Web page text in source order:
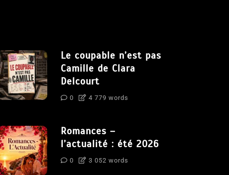
Le coupable n’est pas
Camille de Clara
Delcourt
0 4 779 words
Romances –
l’actualité : été 2026
0 3 052 words